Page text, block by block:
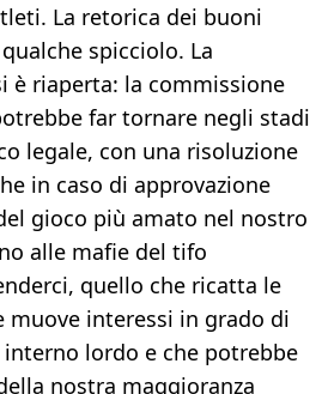
La retorica dei buoni
spicciolo. La
è riaperta: la commissione
far tornare negli stadi
legale, con una risoluzione
in caso di approvazione
gioco più amato nel nostro
alle mafie del tifo
quello che ricatta le
muove interessi in grado di
lordo e che potrebbe
nostra maggioranza